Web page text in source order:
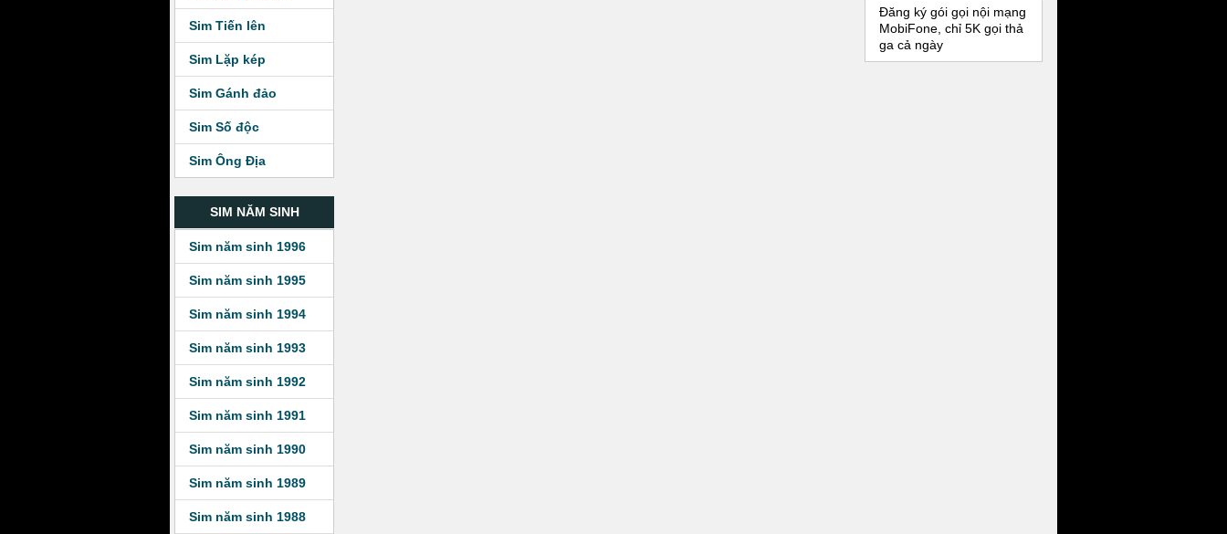
Sim Tiến lên
Sim Lặp kép
Sim Gánh đảo
Sim Số độc
Sim Ông Địa
SIM NĂM SINH
Sim năm sinh 1996
Sim năm sinh 1995
Sim năm sinh 1994
Sim năm sinh 1993
Sim năm sinh 1992
Sim năm sinh 1991
Sim năm sinh 1990
Sim năm sinh 1989
Sim năm sinh 1988
Đăng ký gói gọi nội mạng
MobiFone, chỉ 5K gọi thả
ga cả ngày